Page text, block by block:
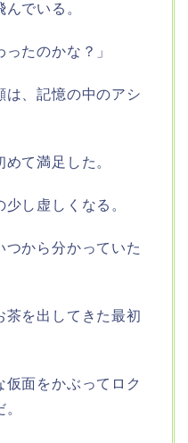
でいる。
ったのかな？」
は、記憶の中のアシ
て満足した。
し虚しくなる。
つから分かっていた
茶を出してきた最初
面をかぶってロク